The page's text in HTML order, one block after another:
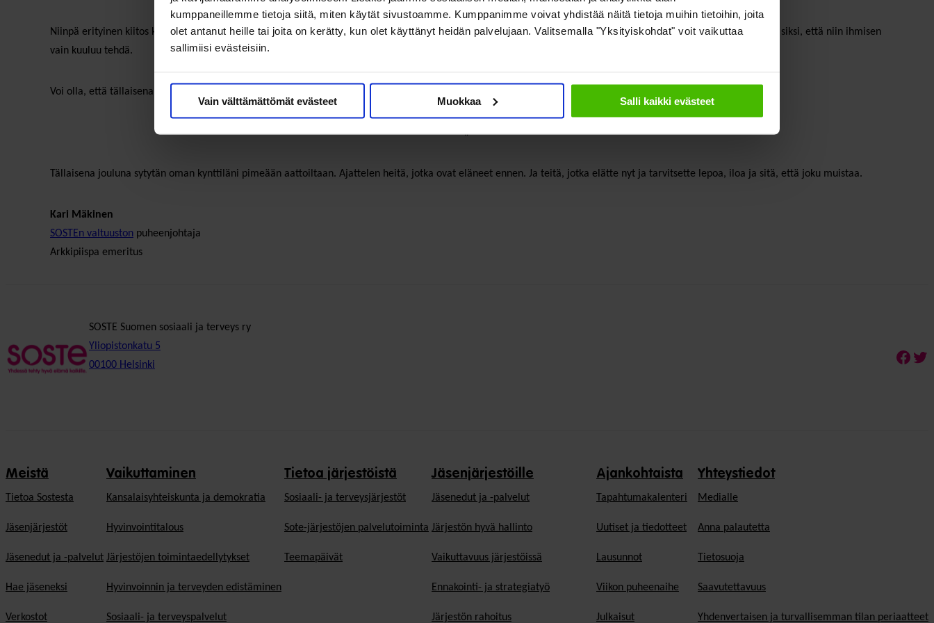
kumppaneillemme tietoja siitä, miten käytät sivustoamme. Kumppanimme voivat yhdistää näitä tietoja muihin tietoihin, joita
olet antanut heille tai joita on kerätty, kun olet käyttänyt heidän palvelujaan. Valitsemalla "Yksityiskohdat" voit vaikuttaa
sallimiisi evästeisiin.
Vain välttämättömät evästeet Muokkaa Salli kaikki evästeet
Niinpä erityinen kiitos kuuluu teille, jotka olette jaksaneet tehdä työtä, että köyhyyttä ja tyhjyyttä olisi vähemmän. Joku ammatikseen, joku vapaaehtoisena, kaikki siksi, että niin ihmisen
vain kuuluu tehdä.
Voi olla, että tällaisena jouluna mieleen hiipivät myös väsymys ja alakulo. Saavat hiipiä. Ei aina tarvitse pystypäin ja tarmokkaana jaksaa.
#
Tällaisena jouluna sytytän oman kynttiläni pimeään aattoiltaan. Ajattelen heitä, jotka ovat eläneet ennen. Ja teitä, jotka elätte nyt ja tarvitsette lepoa, iloa ja sitä, että joku muistaa.
Kari Mäkinen
SOSTEn valtuuston puheenjohtaja
Arkkipiispa emeritus
SOSTE Suomen sosiaali ja terveys ry
Yliopistonkatu 5
00100 Helsinki
Meistä
Tietoa Sostesta
Jäsenjärjestöt
Jäsenedut ja -palvelut
Hae jäseneksi
Verkostot
Vaikuttaminen
Kansalaisyhteiskunta ja demokratia
Hyvinvointitalous
Järjestöjen toimintaedellytykset
Hyvinvoinnin ja terveyden edistäminen
Sosiaali- ja terveyspalvelut
Tietoa järjestöistä
Sosiaali- ja terveysjärjestöt
Sote-järjestöjen palvelutoiminta
Teemapäivät
Jäsenjärjestöille
Jäsen­edut ja -palvelut
Järjestön hyvä hallinto
Vaikuttavuus järjestöissä
Ennakointi- ja strategiatyö
Järjestön rahoitus
Ajankohtaista
Tapahtumakalenteri
Uutiset ja tiedotteet
Lausunnot
Viikon puheenaihe
Julkaisut
Yhteystiedot
Medialle
Anna palautetta
Tietosuoja
Saavutettavuus
Yhdenvertaisen ja turvallisemman tilan periaatteet